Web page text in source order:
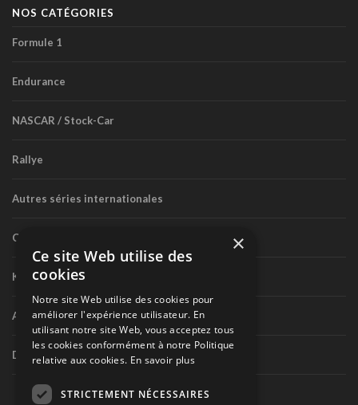
NOS CATÉGORIES
Formule 1
Endurance
NASCAR / Stock-Car
Rallye
Autres séries internationales
Circuit routier canadien
Karting
Autres séries nationales
Divers
×
Ce site Web utilise des
cookies
Notre site Web utilise des cookies pour
améliorer l'expérience utilisateur. En
utilisant notre site Web, vous acceptez tous
les cookies conformément à notre Politique
relative aux cookies. En savoir plus
STRICTEMENT NÉCESSAIRES